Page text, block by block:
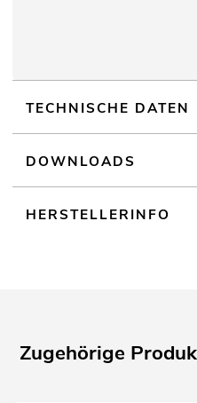
TECHNISCHE DATEN
DOWNLOADS
HERSTELLERINFO
Zugehörige